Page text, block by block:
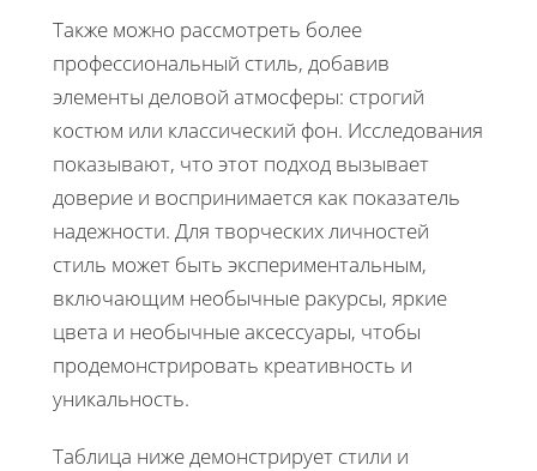
Также можно рассмотреть более
профессиональный стиль, добавив
элементы деловой атмосферы: строгий
костюм или классический фон. Исследования
показывают, что этот подход вызывает
доверие и воспринимается как показатель
надежности. Для творческих личностей
стиль может быть экспериментальным,
включающим необычные ракурсы, яркие
цвета и необычные аксессуары, чтобы
продемонстрировать креативность и
уникальность.
Таблица ниже демонстрирует стили и